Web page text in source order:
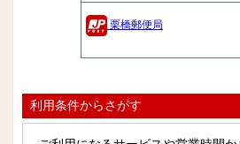
栗橋郵便局
利用条件からさがす